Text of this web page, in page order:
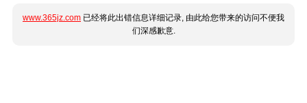
www.365jz.com 已经将此出错信息详细记录, 由此给您带来的访问不便我
们深感歉意.